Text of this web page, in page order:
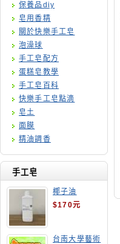
保養品diy
皂用香精
關於快樂手工皂
泡澡球
手工皂配方
蛋糕皂教學
手工皂百科
快樂手工皂點滴
皂土
面膜
精油調香
手工皂
椰子油
$170元
台南大學藝術